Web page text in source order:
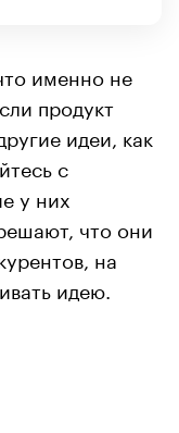
именно не
продукт
идеи, как
с
у них
что они
на
идею.